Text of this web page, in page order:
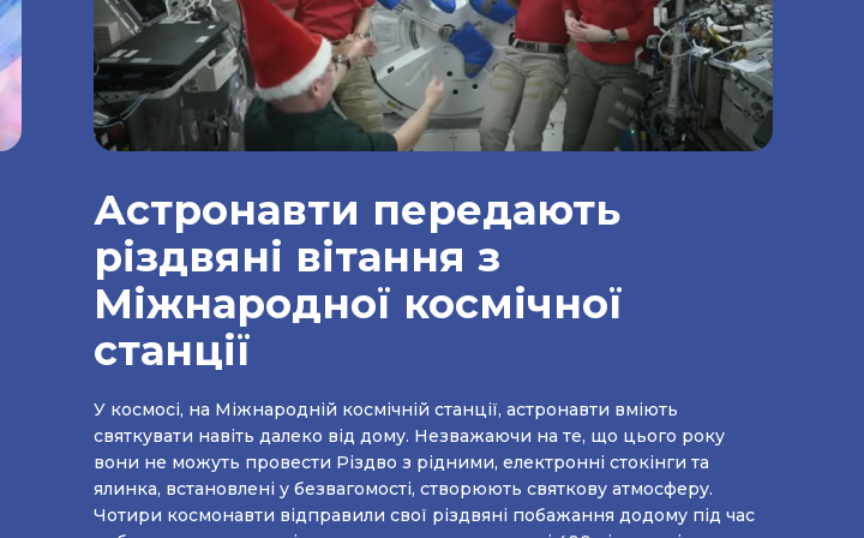
Астронавти передають
різдвяні вітання з
Міжнародної космічної
станції
У космосі, на Міжнародній космічній станції, астронавти вміють
святкувати навіть далеко від дому. Незважаючи на те, що цього року
вони не можуть провести Різдво з рідними, електронні стокінги та
ялинка, встановлені у безвагомості, створюють святкову атмосферу.
Чотири космонавти відправили свої різдвяні побажання додому під час